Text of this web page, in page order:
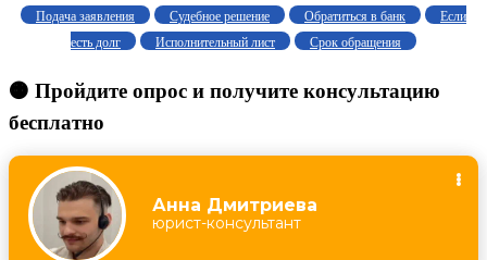
Подача заявления
Судебное решение Обратиться в банк
Если
есть долг
Исполнительный лист Срок обращения
🟠 Пройдите опрос и получите консультацию
бесплатно